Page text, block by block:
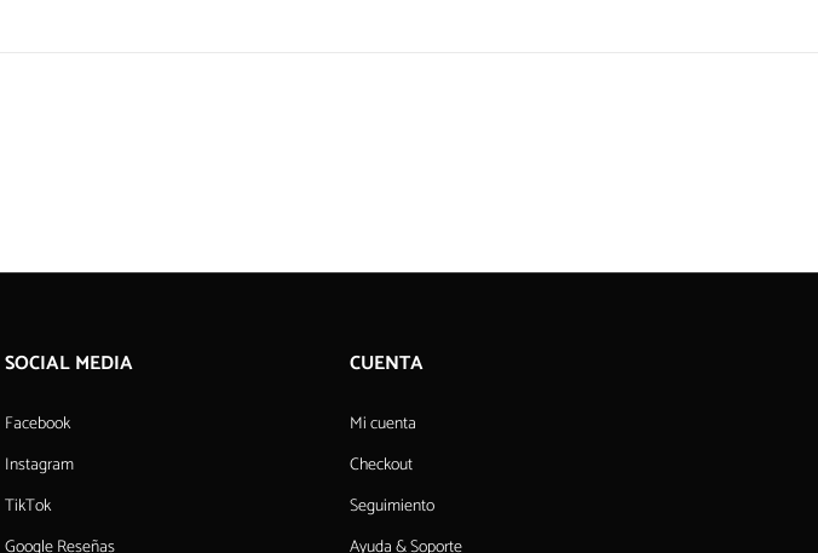
SOCIAL MEDIA
Facebook
Instagram
TikTok
CUENTA
Mi cuenta
Checkout
Seguimiento